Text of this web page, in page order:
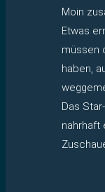
Moin
Etwas
müssen
haben,
Das
nahrhaft